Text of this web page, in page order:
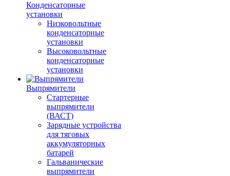
Конденсаторные
установки
Низковольтные
конденсаторные
установки
Высоковольтные
конденсаторные
установки
Выпрямители
Стартерные
выпрямители
(ВАСТ)
Зарядные устройства
для тяговых
аккумуляторных
батарей
Гальванические
выпрямители